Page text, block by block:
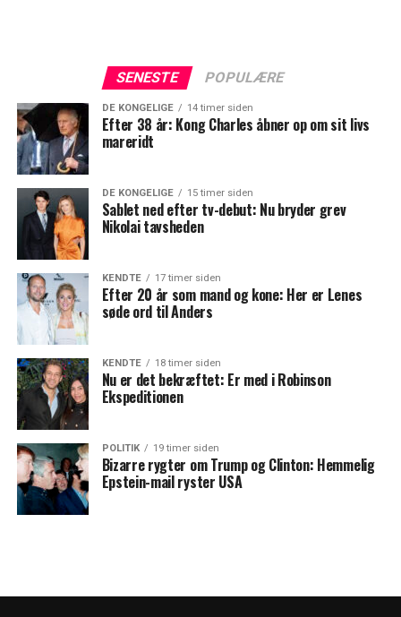
SENESTE POPULÆRE
DE KONGELIGE 14 timer siden
Efter 38 år: Kong Charles åbner op om sit livs
mareridt
DE KONGELIGE 15 timer siden
Sablet ned efter tv-debut: Nu bryder grev
Nikolai tavsheden
KENDTE 17 timer siden
Efter 20 år som mand og kone: Her er Lenes
søde ord til Anders
KENDTE 18 timer siden
Nu er det bekræftet: Er med i Robinson
Ekspeditionen
POLITIK 19 timer siden
Bizarre rygter om Trump og Clinton: Hemmelig
Epstein-mail ryster USA